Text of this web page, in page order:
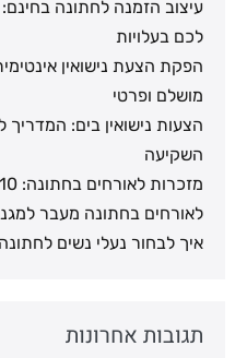
עיצוב הזמנה לחתונה בחינם:
לכם בעלויות
הפקת הצעת נישואין
מושלם ופרטי
הצעות נישואין בים: המדריך
השקיעה
לאורחים בחתונה מעבר
איך לבחור נעלי נשים לחתונה
תגובות אחרונות